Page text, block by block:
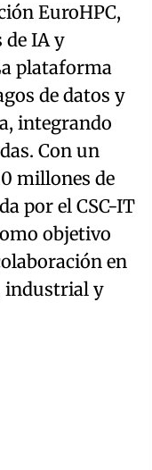
EuroHPC,
de IA y
plataforma
de datos y
integrando
Con un
millones de
por el CSC-IT
objetivo
en
industrial y